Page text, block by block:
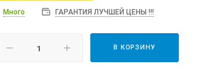
Много ГАРАНТИЯ ЛУЧШЕЙ ЦЕНЫ !!!
В КОРЗИНУ